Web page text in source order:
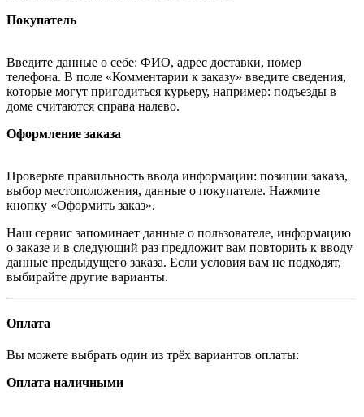
Покупатель
Введите данные о себе: ФИО, адрес доставки, номер
телефона. В поле «Комментарии к заказу» введите сведения,
которые могут пригодиться курьеру, например: подъезды в
доме считаются справа налево.
Оформление заказа
Проверьте правильность ввода информации: позиции заказа,
выбор местоположения, данные о покупателе. Нажмите
кнопку «Оформить заказ».
Наш сервис запоминает данные о пользователе, информацию
о заказе и в следующий раз предложит вам повторить к вводу
данные предыдущего заказа. Если условия вам не подходят,
выбирайте другие варианты.
Оплата
Вы можете выбрать один из трёх вариантов оплаты:
Оплата наличными